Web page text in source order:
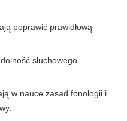
poprawić prawidłową
słuchowego
w nauce zasad fonologii i